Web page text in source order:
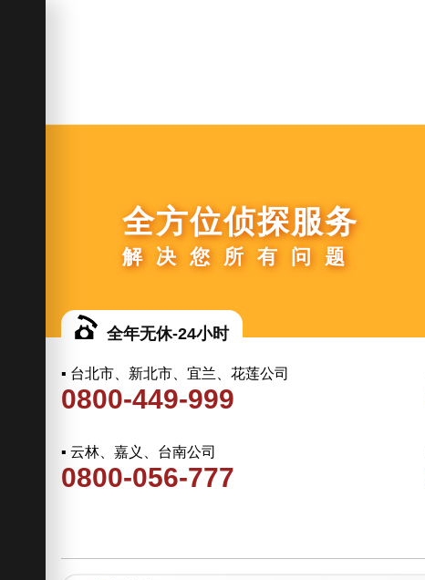
全方位侦探服务
解决您所有问题
全年无休-24小时
▪ 台北市、新北市、宜兰、花莲公司
0800-449-999
▪ 云林、嘉义、台南公司
0800-056-777